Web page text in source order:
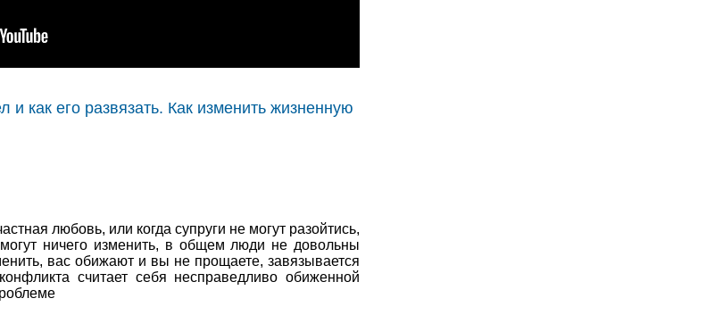
и как его развязать. Как изменить жизненную
любовь, или когда супруги не могут разойтись,
ничего изменить, в общем люди не довольны
вас обижают и вы не прощаете, завязывается
считает себя несправедливо обиженной